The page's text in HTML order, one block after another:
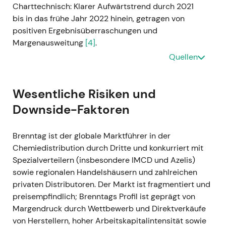
Charttechnisch: Klarer Aufwärtstrend durch 2021
bis in das frühe Jahr 2022 hinein, getragen von
positiven Ergebnisüberraschungen und
Margenausweitung [4].
Q1 2022 (berichtet Mai 2022)
- Bestes Quartal zum damaligen Zeitpunkt —
(+30,8 %) und operatives EBITDA ca. 463 Mio. EUR
(+48,8 %); beide Divisionen trugen stark bei[11]. -
Das Vertrauen erreichte seinen Höhepunkt —
Investoren preisten eine anhaltende
Outperformance ein und sahen die Entscheidung
zur Aufteilung in Essentials und Specialties als
bestätigt; Stimmung: hohes Wachstum kombiniert
mit operativem Hebel. - Charttechnisch:
Quellen
Wesentliche Risiken und
Downside-Faktoren
Brenntag ist der globale Marktführer in der
Chemiedistribution durch Dritte und konkurriert mit
Spezialverteilern (insbesondere IMCD und Azelis)
sowie regionalen Handelshäusern und zahlreichen
privaten Distributoren. Der Markt ist fragmentiert und
preisempfindlich; Brenntags Profil ist geprägt von
Margendruck durch Wettbewerb und Direktverkäufe
von Herstellern, hoher Arbeitskapitalintensität sowie